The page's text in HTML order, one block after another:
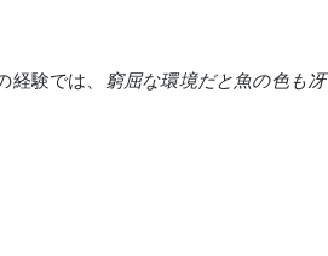
験では、 窮屈な環境だと魚の色も冴